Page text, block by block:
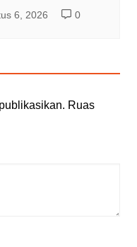
6, 2026 0
Ruas